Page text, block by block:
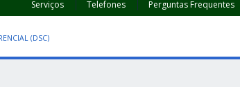
Serviços Telefones Perguntas Frequentes
(DSC)